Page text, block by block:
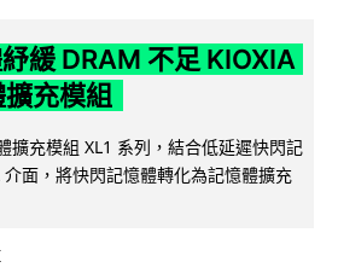
緩 DRAM 不足 KIOXIA
充模組
擴充模組 XL1 系列，結合低延遲快閃記
介面，將快閃記憶體轉化為記憶體擴充